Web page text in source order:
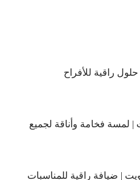
راقية للأفراح
| لمسة فخامة وأناقة لجميع
| ضيافة راقية للمناسبات